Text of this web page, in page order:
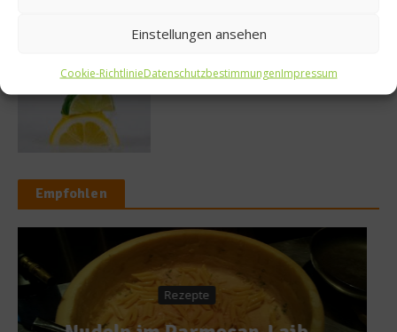
Einstellungen ansehen
Cookie-RichtlinieDatenschutzbestimmungenImpressum
Was ist der Unterschied zwischen Limonen
Empfohlen
Rezepte
Rezept: Lammchops vom